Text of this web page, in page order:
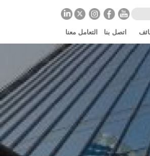
اتصل بنا التعامل معنا